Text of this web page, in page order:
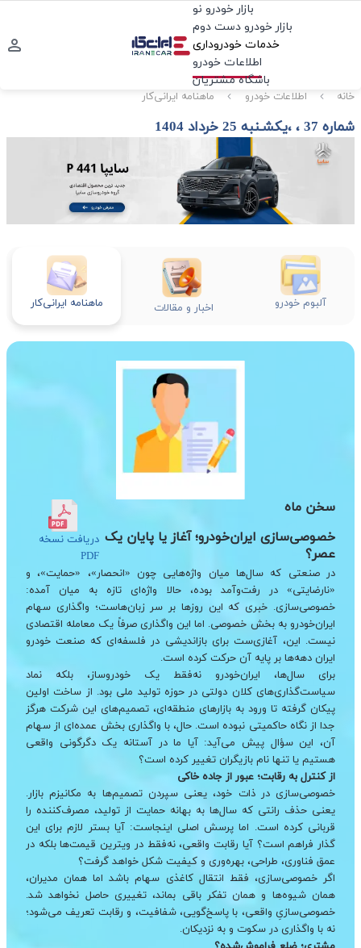
بازار خودرو نو
بازار خودرو دست دوم
خدمات خودروداری
اطلاعات خودرو
باشگاه مشتریان
خانه اطلاعات خودرو ماهنامه ایرانی‌کار
شماره 37 ، ،یکشـنبه 25 خرداد 1404
آلبوم خودرو اخبار و مقالات ماهنامه ایرانی‌کار
سخن ماه
خصوصی‌سازی ایران‌خودرو؛ آغاز یا پایان یک
عصر؟
دریافت نسخه
PDF
در صنعتی که سال‌ها میان واژه‌هایی چون «انحصار»، «حمایت»، و
«نارضایتی» در رفت‌وآمد بوده، حالا واژه‌ای تازه به میان آمده:
خصوصی‌سازی. خبری که این روزها بر سر زبان‌هاست؛ واگذاری سهام
ایران‌خودرو به بخش خصوصی. اما این واگذاری صرفاً یک معامله اقتصادی
نیست. این، آغازی‌ست برای بازاندیشی در فلسفه‌ای که صنعت خودرو
ایران دهه‌ها بر پایه آن حرکت کرده است.
برای سال‌ها، ایران‌خودرو نه‌فقط یک خودروساز، بلکه نماد
سیاست‌گذاری‌های کلان دولتی در حوزه تولید ملی بود. از ساخت اولین
پیکان گرفته تا ورود به بازارهای منطقه‌ای، تصمیم‌های این شرکت هرگز
جدا از نگاه حاکمیتی نبوده است. حال، با واگذاری بخش عمده‌ای از سهام
آن، این سؤال پیش می‌آید: آیا ما در آستانه یک دگرگونی واقعی
هستیم یا تنها نام بازیگران تغییر کرده است؟
از کنترل به رقابت؛ عبور از جاده خاکی
خصوصی‌سازی در ذات خود، یعنی سپردن تصمیم‌ها به مکانیزم بازار.
یعنی حذف رانتی که سال‌ها به بهانه حمایت از تولید، مصرف‌کننده را
قربانی کرده است. اما پرسش اصلی اینجاست: آیا بستر لازم برای این
گذار فراهم است؟ آیا رقابت واقعی، نه‌فقط در ویترین قیمت‌ها بلکه در
عمق فناوری، طراحی، بهره‌وری و کیفیت شکل خواهد گرفت؟
اگر خصوصی‌سازی، فقط انتقال کاغذی سهام باشد اما همان مدیران،
همان شیوه‌ها و همان تفکر باقی بماند، تغییری حاصل نخواهد شد.
خصوصی‌سازیِ واقعی، با پاسخ‌گویی، شفافیت، و رقابت تعریف می‌شود؛
نه با واگذاری در سکوت و به نزدیکان.